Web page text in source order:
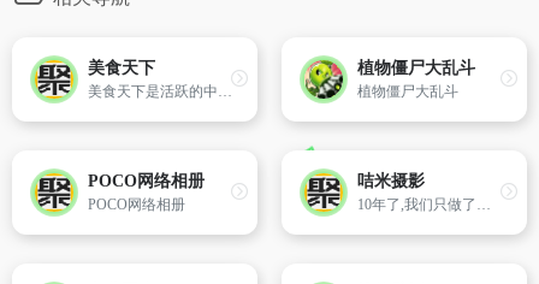
美食天下
美食天下是活跃的中文美食网站与厨艺交流社区，拥有海量的优质原创美食菜谱，聚集超千万美食家。我所有的朋友都是吃货，欢迎您加入！
植物僵尸大乱斗
植物僵尸大乱斗
POCO网络相册
POCO网络相册
咭米摄影
10年了,我们只做了一件事,沉溺在外景婚纱的光影格调里无法自拔。光影是摄影的灵魂,情感是婚纱照的根本;其实我们只是想做些自己喜欢的东西；如果您也喜欢,静下心来,和我们一起探索外景的魅力！！